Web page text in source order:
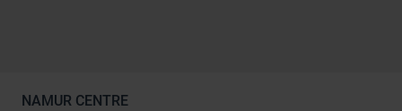
NAMUR CENTRE